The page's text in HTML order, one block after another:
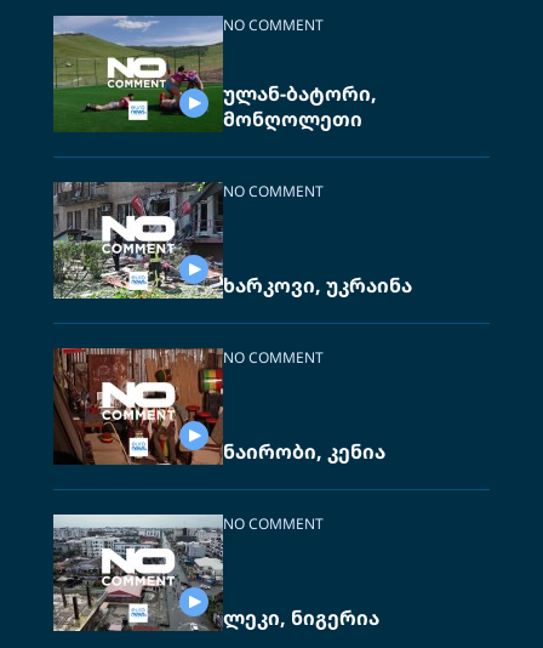
NO COMMENT
ულან-ბატორი,
მონღოლეთი
NO COMMENT
ხარკოვი, უკრაინა
NO COMMENT
ნაირობი, კენია
NO COMMENT
ლეკი, ნიგერია